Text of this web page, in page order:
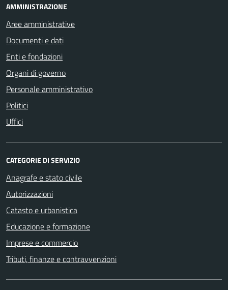
AMMINISTRAZIONE
Aree amministrative
Documenti e dati
Enti e fondazioni
Organi di governo
Personale amministrativo
Politici
Uffici
CATEGORIE DI SERVIZIO
Anagrafe e stato civile
Autorizzazioni
Catasto e urbanistica
Educazione e formazione
Imprese e commercio
Tributi, finanze e contravvenzioni